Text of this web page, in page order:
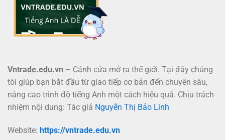
Vntrade.edu.vn – Cánh cửa mở ra thế giới. Tại đây chúng
tôi giúp bạn bắt đầu từ giao tiếp cơ bản đến chuyên sâu,
nâng cao trình độ tiếng Anh một cách hiệu quả. Chịu trách
nhiệm nội dung: Tác giả Nguyễn Thị Bảo Linh
Website: https://vntrade.edu.vn